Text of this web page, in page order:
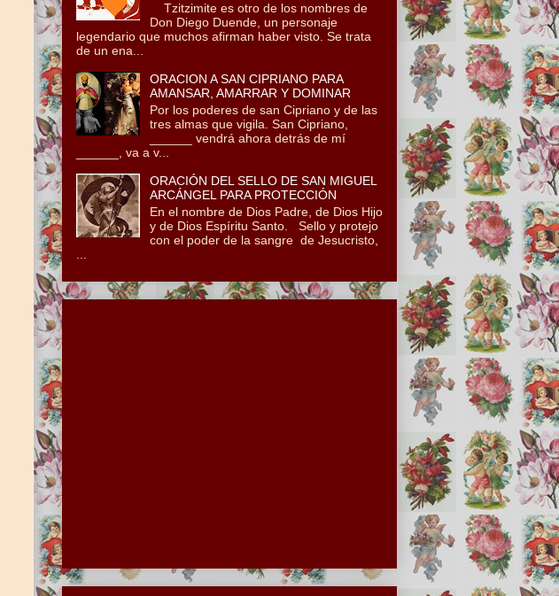
Tzitzimite es otro de los nombres de
Don Diego Duende, un personaje
legendario que muchos afirman haber visto. Se trata
de un ena...
ORACION A SAN CIPRIANO PARA
AMANSAR, AMARRAR Y DOMINAR
Por los poderes de san Cipriano y de las
tres almas que vigila. San Cipriano,
______ vendrá ahora detrás de mí
______, va a v...
ORACIÓN DEL SELLO DE SAN MIGUEL
ARCÁNGEL PARA PROTECCIÓN
En el nombre de Dios Padre, de Dios Hijo
y de Dios Espíritu Santo. Sello y protejo
con el poder de la sangre de Jesucristo,